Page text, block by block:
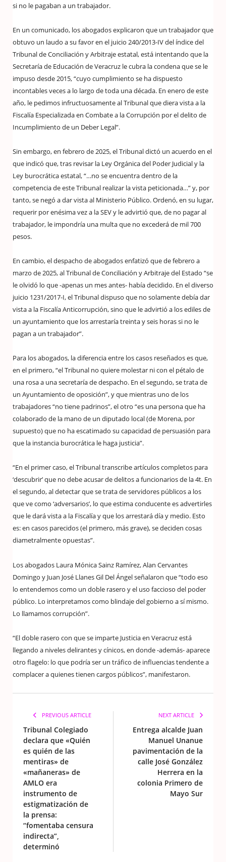
si no le pagaban a un trabajador.
En un comunicado, los abogados explicaron que un trabajador que
obtuvo un laudo a su favor en el juicio 240/2013-IV del índice del
Tribunal de Conciliación y Arbitraje estatal, está intentando que la
Secretaría de Educación de Veracruz le cubra la condena que se le
impuso desde 2015, “cuyo cumplimiento se ha dispuesto
incontables veces a lo largo de toda una década. En enero de este
año, le pedimos infructuosamente al Tribunal que diera vista a la
Fiscalía Especializada en Combate a la Corrupción por el delito de
Incumplimiento de un Deber Legal”.
Sin embargo, en febrero de 2025, el Tribunal dictó un acuerdo en el
que indicó que, tras revisar la Ley Orgánica del Poder Judicial y la
Ley burocrática estatal, “…no se encuentra dentro de la
competencia de este Tribunal realizar la vista peticionada…” y, por
tanto, se negó a dar vista al Ministerio Público. Ordenó, en su lugar,
requerir por enésima vez a la SEV y le advirtió que, de no pagar al
trabajador, le impondría una multa que no excederá de mil 700
pesos.
En cambio, el despacho de abogados enfatizó que de febrero a
marzo de 2025, al Tribunal de Conciliación y Arbitraje del Estado “se
le olvidó lo que -apenas un mes antes- había decidido. En el diverso
juicio 1231/2017-I, el Tribunal dispuso que no solamente debía dar
vista a la Fiscalía Anticorrupción, sino que le advirtió a los ediles de
un ayuntamiento que los arrestaría treinta y seis horas si no le
pagan a un trabajador”.
Para los abogados, la diferencia entre los casos reseñados es que,
en el primero, “el Tribunal no quiere molestar ni con el pétalo de
una rosa a una secretaría de despacho. En el segundo, se trata de
un Ayuntamiento de oposición”, y que mientras uno de los
trabajadores “no tiene padrinos”, el otro “es una persona que ha
colaborado de la mano de un diputado local (de Morena, por
supuesto) que no ha escatimado su capacidad de persuasión para
que la instancia burocrática le haga justicia”.
“En el primer caso, el Tribunal transcribe artículos completos para
‘descubrir’ que no debe acusar de delitos a funcionarios de la 4t. En
el segundo, al detectar que se trata de servidores públicos a los
que ve como ‘adversarios’, lo que estima conducente es advertirles
que le dará vista a la Fiscalía y que los arrestará día y medio. Esto
es: en casos parecidos (el primero, más grave), se deciden cosas
diametralmente opuestas”.
Los abogados Laura Mónica Sainz Ramírez, Alan Cervantes
Domingo y Juan José Llanes Gil Del Ángel señalaron que “todo eso
lo entendemos como un doble rasero y el uso faccioso del poder
público. Lo interpretamos como blindaje del gobierno a sí mismo.
Lo llamamos corrupción”.
“El doble rasero con que se imparte Justicia en Veracruz está
llegando a niveles delirantes y cínicos, en donde -además- aparece
otro flagelo: lo que podría ser un tráfico de influencias tendente a
complacer a quienes tienen cargos públicos”, manifestaron.
PREVIOUS ARTICLE
Tribunal Colegiado
declara que «Quién
es quién de las
mentiras» de
«mañaneras» de
AMLO era
instrumento de
estigmatización de
la prensa:
“fomentaba censura
indirecta”,
determinó
NEXT ARTICLE
Entrega alcalde Juan
Manuel Unanue
pavimentación de la
calle José González
Herrera en la
colonia Primero de
Mayo Sur